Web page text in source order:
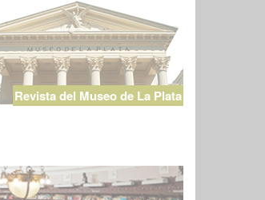
Revista del Museo de La Plata